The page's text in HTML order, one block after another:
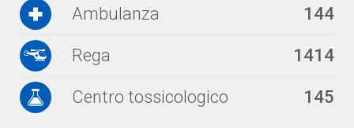
Ambulanza 144
Rega 1414
Centro tossicologico 145